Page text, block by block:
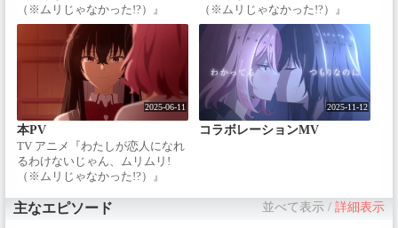
（※ムリじゃなかった!?）』
2025年夏、TVアニメ化決定！
【イントロダクション】「勝ち
取るんだ最高の学園生活を！」
ぼっちな中学生時代から変わる
ため、高校デビューを果たした
甘織れな子。しかし根が陰キャ
気質のせいで、憧れの陽キャ生
活に馴染めず窒息寸前に…。現
役モデルの完璧美少女、王塚真
唯 / 優しくてふわふわ天使の、瀬
名紫陽花 / いつもクールな黒髪美
カー、小柳香穂 / 憧れの人たちに
（※ムリじゃなかった!?）』
2025年7月、TVアニメ放送開
始！【イントロダクション】
「勝ち取るんだ最高の学園生活
を！」ぼっちな中学生時代から
変わるため、高校デビューを果
たした甘織れな子。しかし根が
陰キャ気質のせいで、憧れの陽
キャ生活に馴染めず窒息寸前
ムードメーカー、小柳香穂 / 憧れ
2025-06-11
本PV
TV アニメ『わたしが恋人になれ
るわけないじゃん、ムリムリ!
（※ムリじゃなかった!?）』
ら、いよいよ放送開始！【主題
2025-11-12
コラボレーションMV
主なエピソード 並べて表示 /詳細表示